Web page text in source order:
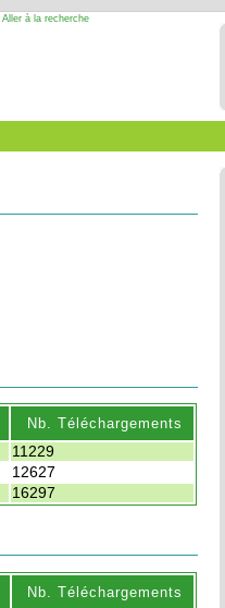
Aller à la recherche
Nb. Téléchargements
11229
12627
16297
Nb. Téléchargements